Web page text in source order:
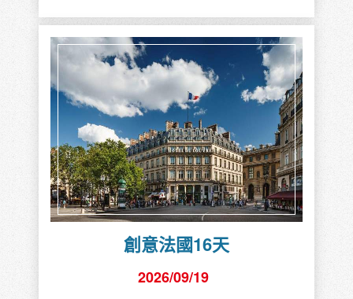
創意法國16天
2026/09/19